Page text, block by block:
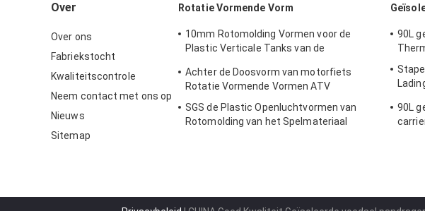
Over
Over ons
Fabriekstocht
Kwaliteitscontrole
Neem contact met ons op
Nieuws
Sitemap
Rotatie Vormende Vorm
10mm Rotomolding Vormen voor de
Plastic Verticale Tanks van de
Achter de Doosvorm van motorfiets
Rotatie Vormende Vormen ATV
SGS de Plastic Openluchtvormen van
Rotomolding van het Spelmateriaal
90L
90L